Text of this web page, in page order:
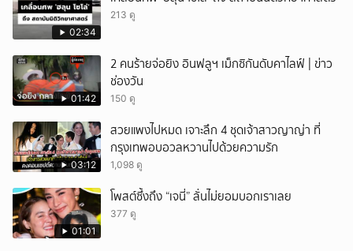
02:34
213 ดู
01:42
2 คนร้ายจ่อยิง อินฟลูฯ เม็กซิกันดับคาไลฟ์ | ข่าว
ช่องวัน
150 ดู
03:12
สวยแพงไปหมด เจาะลึก 4 ชุดเจ้าสาวญาญ่า ที่
กรุงเทพอบอวลหวานไปด้วยความรัก
1,098 ดู
01:01
โพสต์ซึ้งถึง “เจนี่” ลั่นไม่ยอมบอกเราเลย
377 ดู
ยกเลิก